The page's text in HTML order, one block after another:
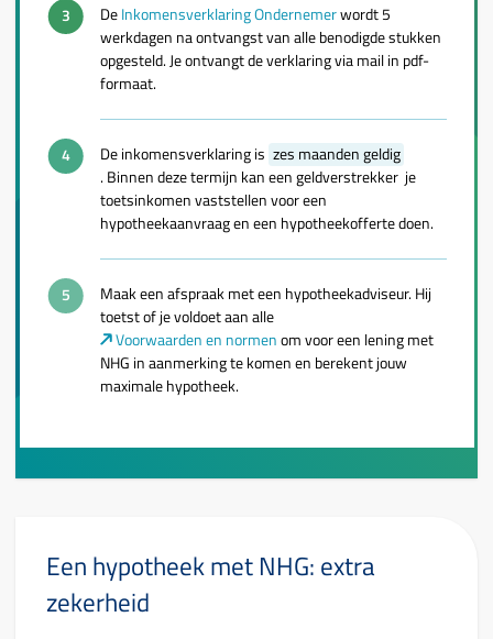
DeInkomensverklaring Ondernemerwordt 5
werkdagen na ontvangst van alle benodigde stukken
opgesteld. Je ontvangt de verklaring via mail in pdf-
formaat.
De inkomensverklaring is zes maanden geldig
. Binnen deze termijn kan een geldverstrekker je
toetsinkomen vaststellen voor een
hypotheekaanvraag en een hypotheekofferte doen.
Maak een afspraak met een hypotheekadviseur. Hij
toetst of je voldoet aan alle
Voorwaarden en normenom voor een lening met
NHG in aanmerking te komen en berekent jouw
maximale hypotheek.
Een hypotheek met NHG: extra
zekerheid